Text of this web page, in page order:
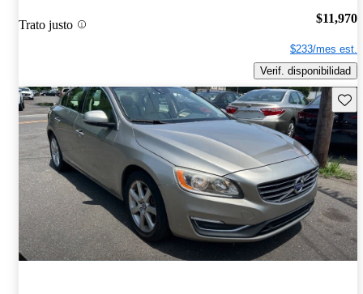
Trato justo $11,970
$233/mes est.
Verif. disponibilidad